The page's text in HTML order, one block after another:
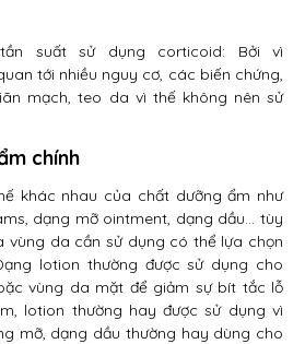
suất sử dụng corticoid: Bởi vì
tới nhiều nguy cơ, các biến chứng,
mạch, teo da vì thế không nên sử
chính
khác nhau của chất dưỡng ẩm như
dạng mỡ ointment, dạng dầu… tùy
vùng da cần sử dụng có thể lựa chọn
lotion thường được sử dụng cho
vùng da mặt để giảm sự bít tắc lỗ
lotion thường hay được sử dụng vì
mỡ, dạng dầu thường hay dùng cho